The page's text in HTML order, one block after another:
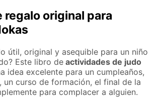
regalo original para
útil, original y asequible para un niño
Este libro deactividades de judo
idea excelente para un cumpleaños,
un curso de formación, el final de la
para complacer a alguien.